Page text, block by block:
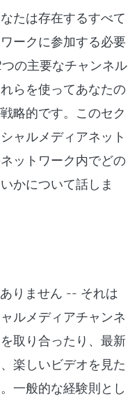
たは存在するすべて
ークに参加する必要
の主要なチャンネル
らを使ってあなたの
略的です。このセク
ャルメディアネット
ットワーク内でどの
かについて話しま
りません -- それは
ルメディアチャンネ
取り合ったり、最新
楽しいビデオを見た
一般的な経験則とし